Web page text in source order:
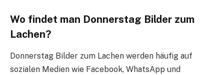
Wo findet man Donnerstag Bilder zum
Lachen?
Donnerstag Bilder zum Lachen werden häufig auf
sozialen Medien wie Facebook, WhatsApp und